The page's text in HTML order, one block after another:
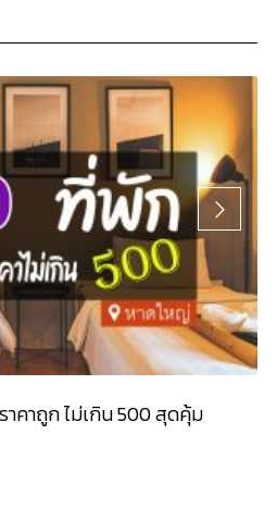
คาถูก ไม่เกิน 500 สุดคุ้ม